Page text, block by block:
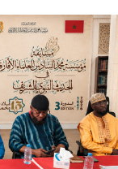
في الرباط،
بارولين، أمين سر
بالأكاديمية،
أزولاي، وعدد
من الديانات